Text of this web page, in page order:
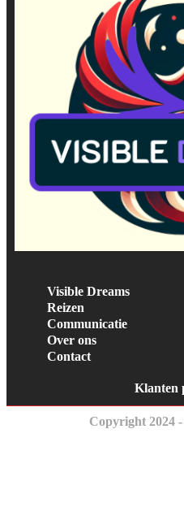
Visible Dreams
Reizen
Communicatie
Over ons
Contact
Klanten
Copyright 2024